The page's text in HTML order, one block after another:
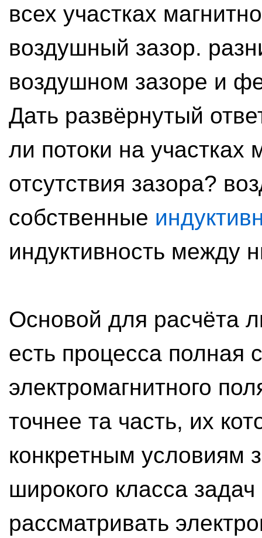
всех участках
воздушный зазор.
воздушном зазоре и
Дать развёрнутый
ли потоки на участках
отсутствия зазора?
собственные
индуктивность между
Основой для расчёта
есть процесса полная
электромагнитного
точнее та часть, их
конкретным условиям
широкого класса
рассматривать